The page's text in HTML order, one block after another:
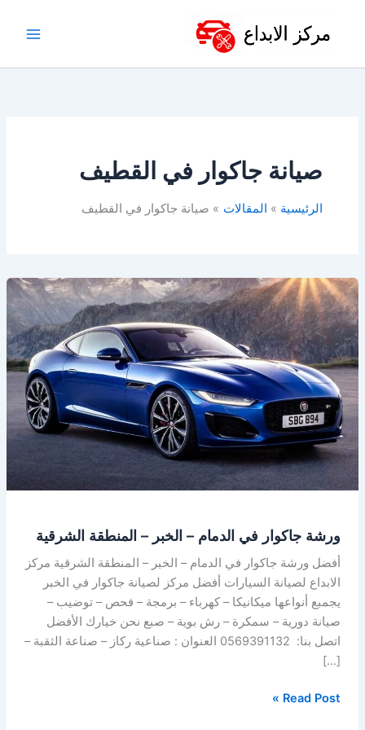
صيانة جاكوار في القطيف
الرئيسية المقالات صيانة جاكوار في القطيف
ورشة جاكوار في الدمام – الخبر – المنطقة الشرقية
أفضل ورشة جاكوار في الدمام – الخبر – المنطقة الشرقية مركز
الابداع لصيانة السيارات أفضل مركز لصيانة جاكوار في الخبر
يجمبع أنواعها ميكانيكا – كهرباء – برمجة – فحص – توضيب –
صيانة دورية – سمكرة – رش بوية – صبع نحن خيارك الأفضل
اتصل بنا: 0569391132 العنوان : صناعية ركاز – صناعة الثقبة –
[…]
ورشة
جاكوار
في
الدمام
–
الخبر
–
المنطقة
الشرقية
Read Post »